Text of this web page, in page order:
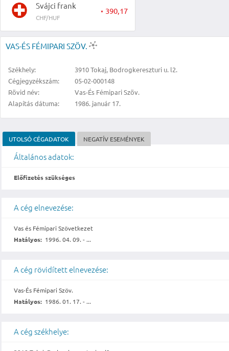
Svájci frank
CHF/HUF
▼ 390,17
VAS-ÉS FÉMIPARI SZÖV.
Székhely:
3910 Tokaj, Bodrogkereszturi u. l2.
Cégjegyzékszám:
05-02-000148
Rövid név:
Vas-És Fémipari Szöv.
Alapítás dátuma:
1986. január 17.
UTOLSÓ CÉGADATOK NEGATÍV ESEMÉNYEK
Általános adatok:
Előfizetés szükséges
A cég elnevezése:
Vas és Fémipari Szövetkezet
Hatályos: 1996. 04. 09. - ...
A cég rövidített elnevezése:
Vas-És Fémipari Szöv.
Hatályos: 1986. 01. 17. - ...
A cég székhelye: